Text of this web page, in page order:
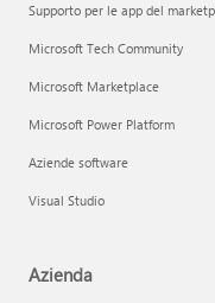
Supporto per le app del
Microsoft Tech Community
Microsoft Marketplace
Microsoft Power Platform
Aziende software
Visual Studio
Azienda